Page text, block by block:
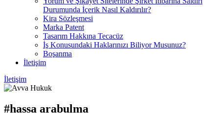
Durumunda İçerik Nasıl Kaldırılır?
Kira Sözleşmesi
Marka Patent
Tasarım Hakkına Tecacüz
İş Konusundaki Haklarınızı Biliyor Musunuz?
Boşanma
İletişim
İletişim
#hassa arabulma